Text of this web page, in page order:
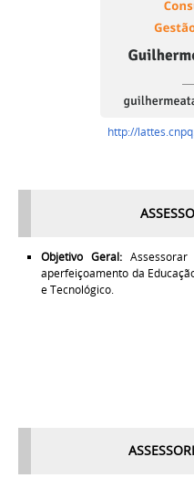
http://
Objetivo Geral:
aperfeiçoamento da
e Tecnológico.